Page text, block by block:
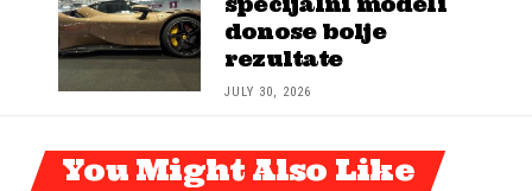
donose bolje
rezultate
JULY 30, 2026
You Might Also Like